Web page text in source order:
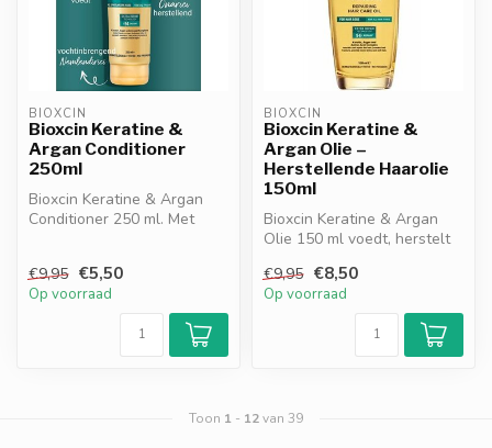
BIOXCIN
Bioxcin Keratine &
Argan Conditioner
250ml
Bioxcin Keratine & Argan
Conditioner 250 ml. Met
€9,95 €5,50
Op voorraad
BIOXCIN
Bioxcin Keratine &
Argan Olie –
Herstellende Haarolie
150ml
Bioxcin Keratine & Argan
Olie 150 ml voedt, herstelt
haa...
€9,95 €8,50
Op voorraad
Toon 1 - 12van 39